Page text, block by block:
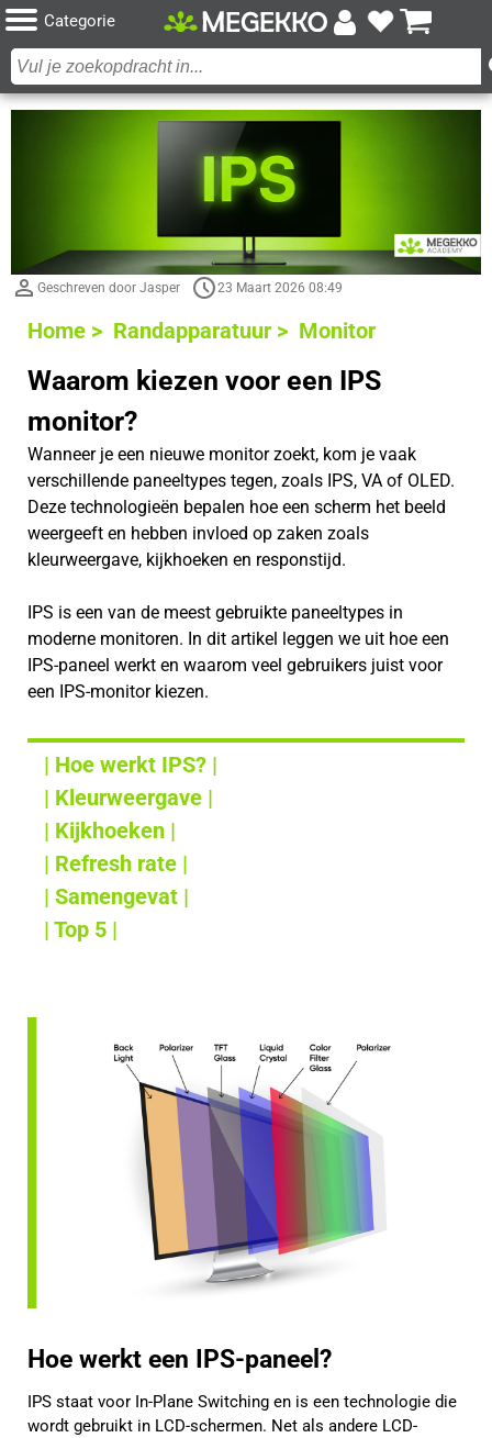
Categorie
Geschreven door Jasper 23 Maart 2026 08:49
Home > Randapparatuur > Monitor
Waarom kiezen voor een IPS
monitor?
Wanneer je een nieuwe monitor zoekt, kom je vaak
verschillende paneeltypes tegen, zoals IPS, VA of OLED.
Deze technologieën bepalen hoe een scherm het beeld
weergeeft en hebben invloed op zaken zoals
kleurweergave, kijkhoeken en responstijd.
IPS is een van de meest gebruikte paneeltypes in
moderne monitoren. In dit artikel leggen we uit hoe een
IPS-paneel werkt en waarom veel gebruikers juist voor
een IPS-monitor kiezen.
| Hoe werkt IPS? |
| Kleurweergave |
| Kijkhoeken |
| Refresh rate |
| Samengevat |
| Top 5 |
Hoe werkt een IPS-paneel?
IPS staat voor In-Plane Switching en is een technologie die
wordt gebruikt in LCD-schermen. Net als andere LCD-